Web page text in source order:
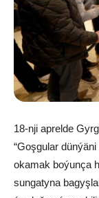
18-nji aprelde
“Goşgular
okamak boýunça
sungatyna